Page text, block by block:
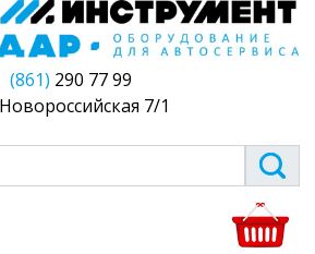
(861) 290 77 99
7/1